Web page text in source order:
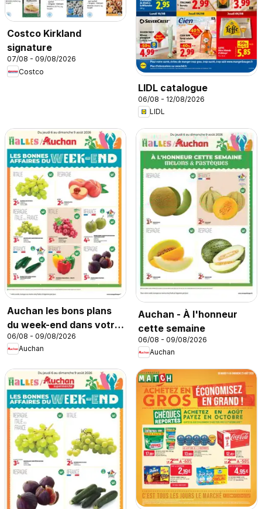
Costco Kirkland
signature
07/08 - 09/08/2026
Costco
LIDL catalogue
06/08 - 12/08/2026
LIDL
Auchan les bons plans
du week-end dans votre
hyper
06/08 - 09/08/2026
Auchan
Auchan - À l'honneur
cette semaine
06/08 - 09/08/2026
Auchan